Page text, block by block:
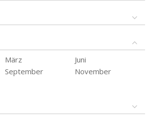
März
Juni
September
November